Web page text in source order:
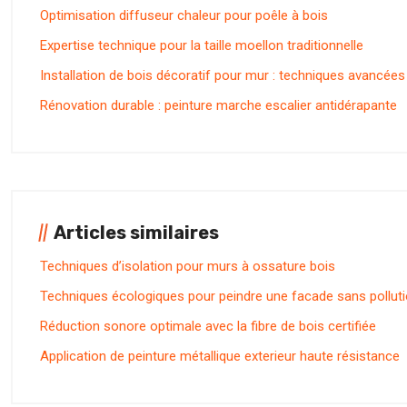
Optimisation diffuseur chaleur pour poêle à bois
Expertise technique pour la taille moellon traditionnelle
Installation de bois décoratif pour mur : techniques avancées
Rénovation durable : peinture marche escalier antidérapante
Articles similaires
Techniques d’isolation pour murs à ossature bois
Techniques écologiques pour peindre une facade sans
Réduction sonore optimale avec la fibre de bois certifiée
Application de peinture métallique exterieur haute résistance